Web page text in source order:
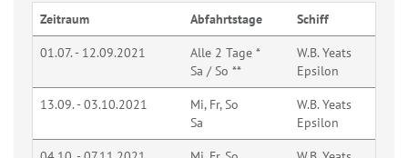
Zeitraum Abfahrtstage Schiff
01.07. - 12.09.2021
Alle 2 Tage *
Sa / So **
W.B. Yeats
Epsilon
13.09. - 03.10.2021
Mi, Fr, So
Sa
W.B. Yeats
Epsilon